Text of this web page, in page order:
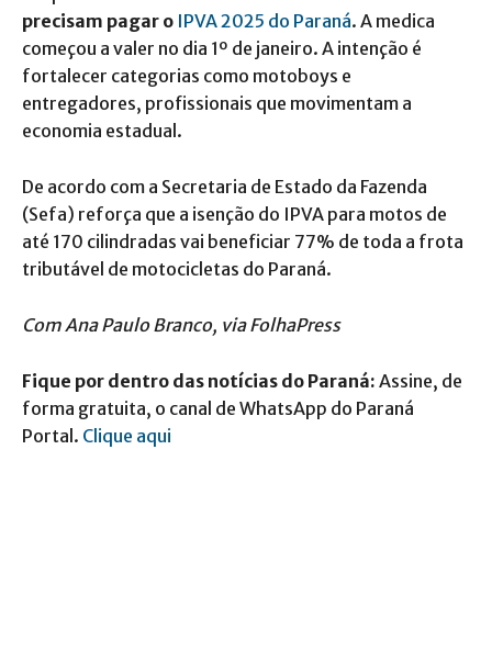
precisam pagar o IPVA 2025 do Paraná. A medica
começou a valer no dia 1º de janeiro. A intenção é
fortalecer categorias como motoboys e
entregadores, profissionais que movimentam a
economia estadual.
De acordo com a Secretaria de Estado da Fazenda
(Sefa) reforça que a isenção do IPVA para motos de
até 170 cilindradas vai beneficiar 77% de toda a frota
tributável de motocicletas do Paraná.
Com Ana Paulo Branco, via FolhaPress
Fique por dentro das notícias do Paraná: Assine, de
forma gratuita, o canal de WhatsApp do Paraná
Portal. Clique aqui